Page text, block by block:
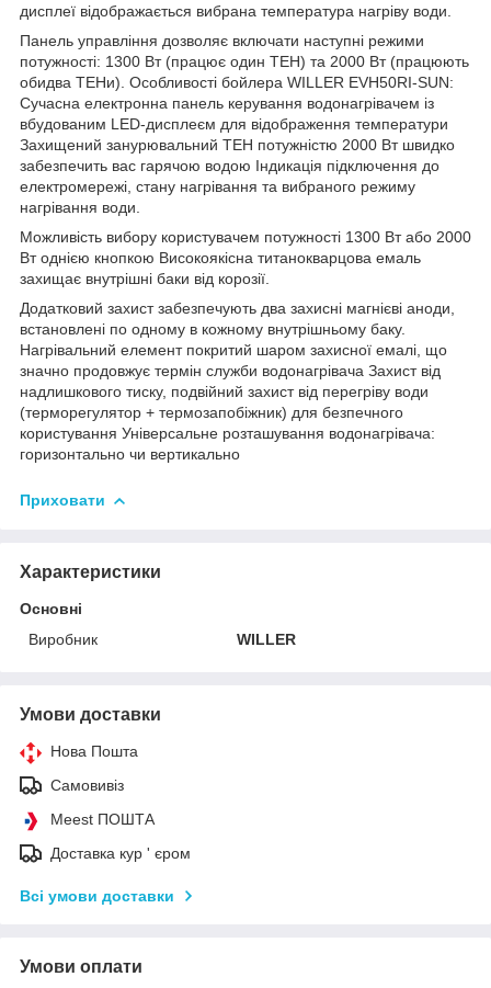
дисплеї відображається вибрана температура нагріву води.
Панель управління дозволяє включати наступні режими
потужності: 1300 Вт (працює один ТЕН) та 2000 Вт (працюють
обидва ТЕНи). Особливості бойлера WILLER EVH50RI-SUN:
Сучасна електронна панель керування водонагрівачем із
вбудованим LED-дисплеєм для відображення температури
Захищений занурювальний ТЕН потужністю 2000 Вт швидко
забезпечить вас гарячою водою Індикація підключення до
електромережі, стану нагрівання та вибраного режиму
нагрівання води.
Можливість вибору користувачем потужності 1300 Вт або 2000
Вт однією кнопкою Високоякісна титанокварцова емаль
захищає внутрішні баки від корозії.
Додатковий захист забезпечують два захисні магнієві аноди,
встановлені по одному в кожному внутрішньому баку.
Нагрівальний елемент покритий шаром захисної емалі, що
значно продовжує термін служби водонагрівача Захист від
надлишкового тиску, подвійний захист від перегріву води
(терморегулятор + термозапобіжник) для безпечного
користування Універсальне розташування водонагрівача:
горизонтально чи вертикально
Приховати
Характеристики
Основні
Виробник
WILLER
Умови доставки
Нова Пошта
Самовивіз
Meest ПОШТА
Доставка кур ' єром
Всі умови доставки
Умови оплати